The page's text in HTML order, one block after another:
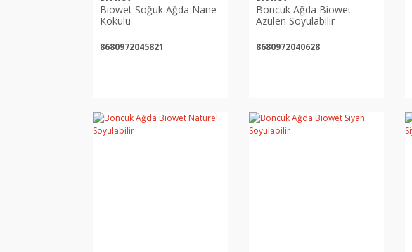
Biowet Soğuk Ağda Nane
Kokulu
8680972045821
Boncuk Ağda Biowet
Azulen Soyulabilir
8680972040628